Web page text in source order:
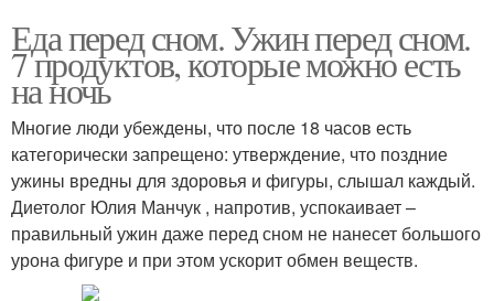
Еда перед сном. Ужин перед сном.
7 продуктов, которые можно есть
на ночь
Многие люди убеждены, что после 18 часов есть
категорически запрещено: утверждение, что поздние
ужины вредны для здоровья и фигуры, слышал каждый.
Диетолог Юлия Манчук , напротив, успокаивает –
правильный ужин даже перед сном не нанесет большого
урона фигуре и при этом ускорит обмен веществ.